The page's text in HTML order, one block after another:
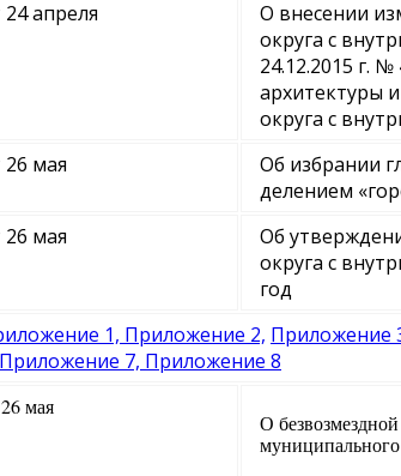
24 апреля
О внесении
округа с
24.12.2015 г.
архитектуры
округа с
26 мая
Об избрании
делением
26 мая
Об
округа с
год
1, Приложение 2, Приложение
Приложение 7, Приложение 8
мая
О